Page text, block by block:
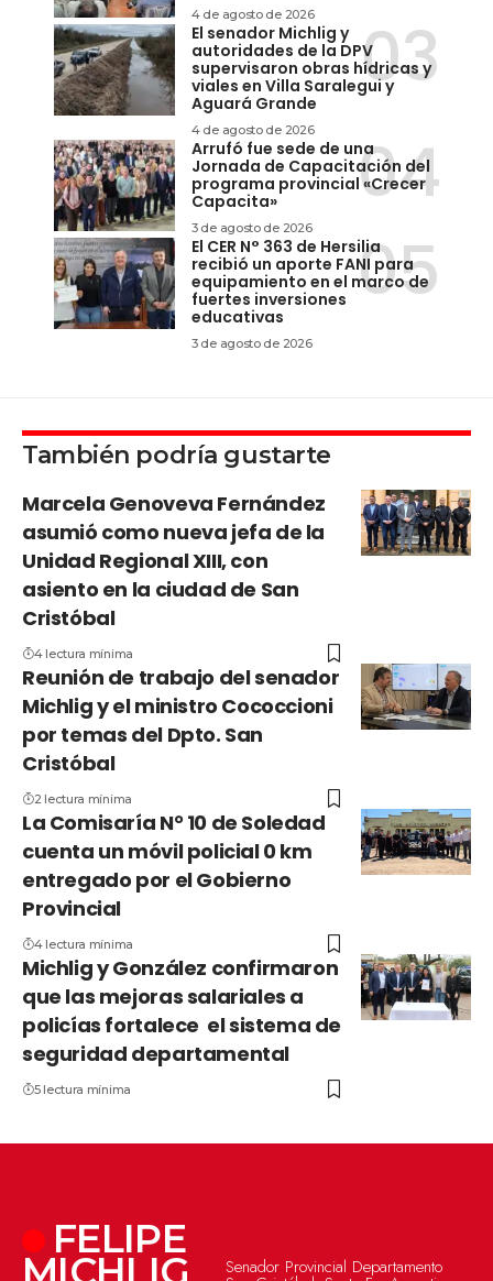
4 de agosto de 2026
El senador Michlig y
autoridades de la DPV
supervisaron obras hídricas y
viales en Villa Saralegui y
Aguará Grande
4 de agosto de 2026
Arrufó fue sede de una
Jornada de Capacitación del
programa provincial «Crecer
Capacita»
3 de agosto de 2026
El CER N° 363 de Hersilia
recibió un aporte FANI para
equipamiento en el marco de
fuertes inversiones
educativas
3 de agosto de 2026
También podría gustarte
Marcela Genoveva Fernández
asumió como nueva jefa de la
Unidad Regional XIII, con
asiento en la ciudad de San
Cristóbal
4 lectura mínima
Reunión de trabajo del senador
Michlig y el ministro Cococcioni
por temas del Dpto. San
Cristóbal
2 lectura mínima
La Comisaría N° 10 de Soledad
cuenta un móvil policial 0 km
entregado por el Gobierno
Provincial
4 lectura mínima
Michlig y González confirmaron
que las mejoras salariales a
policías fortalece el sistema de
seguridad departamental
5 lectura mínima
FELIPE
MICHLIG Senador Provincial Departamento